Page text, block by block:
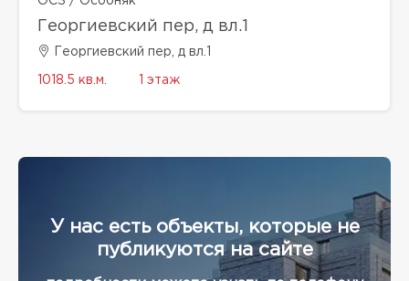
Георгиевский пер, д вл.1
Георгиевский пер, д вл.1
1018.5 кв.м. 1 этаж
У нас есть объекты, которые не
публикуются на сайте